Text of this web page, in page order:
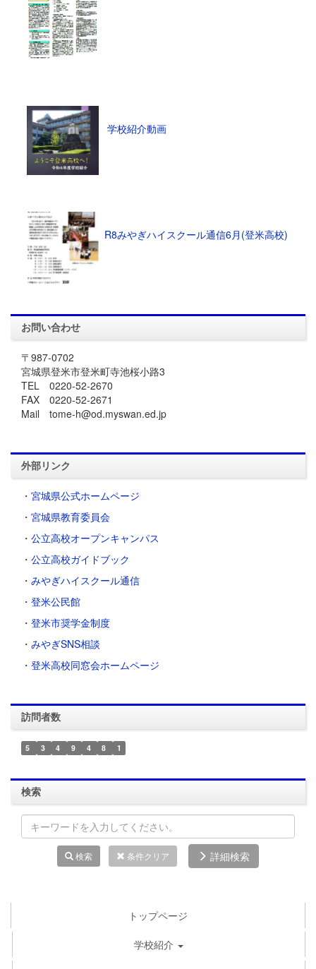
学校紹介動画
R8みやぎハイスクール通信6月(登米高校)
お問い合わせ
〒987-0702
宮城県登米市登米町寺池桜小路3
TEL 0220-52-2670
FAX 0220-52-2671
Mail tome-h@od.myswan.ed.jp
外部リンク
・ 宮城県公式ホームページ
・ 宮城県教育委員会
・ 公立高校オープンキャンパス
・ 公立高校ガイドブック
・ みやぎハイスクール通信
・ 登米公民館
・ 登米市奨学金制度
・ みやぎSNS相談
・登米高校同窓会ホームページ
訪問者数
5 3 4 9 4 8 1
検索
検索 条件クリア 詳細検索
トップページ
学校紹介